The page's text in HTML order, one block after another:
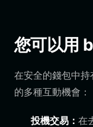
您可以用
在安全的錢包中
的多種互動機會：
投機交易： 在